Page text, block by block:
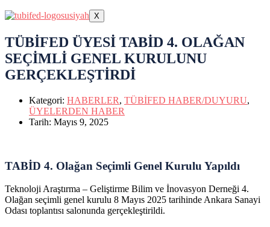
X
TÜBİFED ÜYESİ TABİD 4. OLAĞAN
SEÇİMLİ GENEL KURULUNU
GERÇEKLEŞTİRDİ
Kategori: HABERLER, TÜBİFED HABER/DUYURU,
ÜYELERDEN HABER
Tarih: Mayıs 9, 2025
TABİD 4. Olağan Seçimli Genel Kurulu Yapıldı
Teknoloji Araştırma – Geliştirme Bilim ve İnovasyon Derneği 4.
Olağan seçimli genel kurulu 8 Mayıs 2025 tarihinde Ankara Sanayi
Odası toplantısı salonunda gerçekleştirildi.